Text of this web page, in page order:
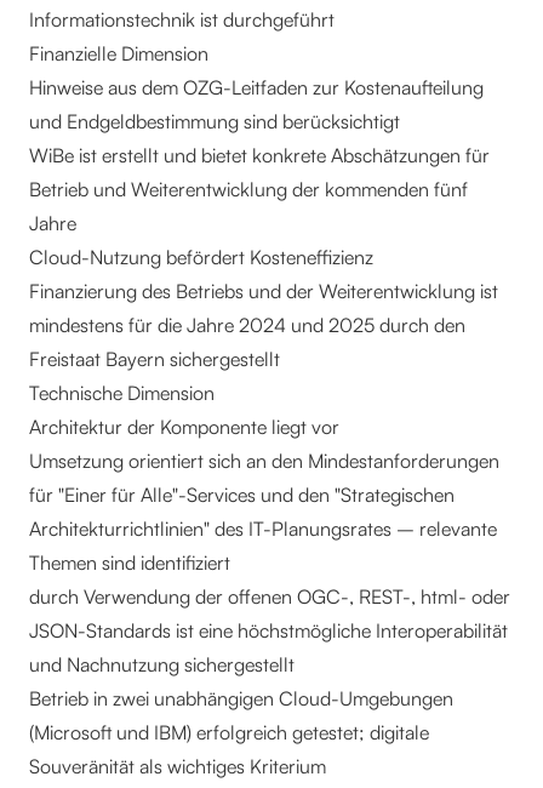
Informationstechnik ist durchgeführt
Finanzielle Dimension
Hinweise aus dem OZG-Leitfaden zur Kostenaufteilung
und Endgeldbestimmung sind berücksichtigt
WiBe ist erstellt und bietet konkrete Abschätzungen für
Betrieb und Weiterentwicklung der kommenden fünf
Jahre
Cloud-Nutzung befördert Kosteneffizienz
Finanzierung des Betriebs und der Weiterentwicklung ist
mindestens für die Jahre 2024 und 2025 durch den
Freistaat Bayern sichergestellt
Technische Dimension
Architektur der Komponente liegt vor
Umsetzung orientiert sich an den Mindestanforderungen
für "Einer für Alle"-Services und den "Strategischen
Architekturrichtlinien" des IT-Planungsrates – relevante
Themen sind identifiziert
durch Verwendung der offenen OGC-, REST-, html- oder
JSON-Standards ist eine höchstmögliche Interoperabilität
und Nachnutzung sichergestellt
Betrieb in zwei unabhängigen Cloud-Umgebungen
(Microsoft und IBM) erfolgreich getestet; digitale
Souveränität als wichtiges Kriterium